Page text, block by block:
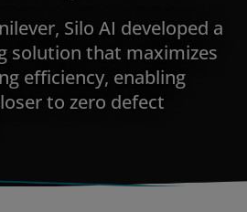
Silo AI developed a
solution that maximizes
efficiency, enabling
to zero defect